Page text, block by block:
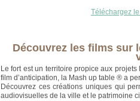
Téléchargez
Découvrez les films sur
Le fort est un territoire propice aux
film d’anticipation, la Mash up table ® a
Découvrez ces créations uniques qui
audiovisuelles de la ville et le patrimoine